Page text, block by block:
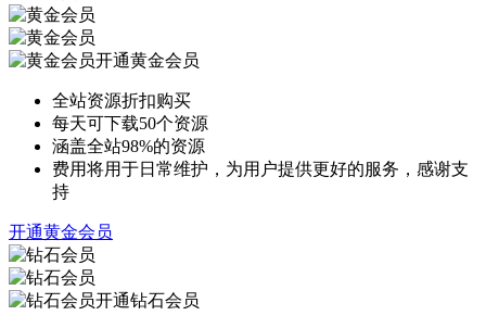
开通黄金会员
全站资源折扣购买
每天可下载50个资源
涵盖全站98%的资源
费用将用于日常维护，为用户提供更好的服务，感谢支
持
开通黄金会员
开通钻石会员